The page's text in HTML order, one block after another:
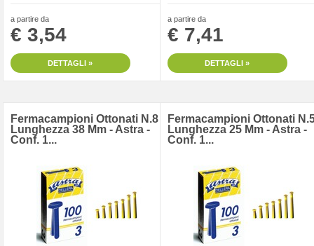
a partire da
€ 3,54
DETTAGLI »
a partire da
€ 7,41
DETTAGLI »
Fermacampioni Ottonati N.8 -
Lunghezza 38 Mm - Astra -
Conf. 1...
Fermacampioni Ottonati
Lunghezza 25 Mm - Astra -
Conf. 1...